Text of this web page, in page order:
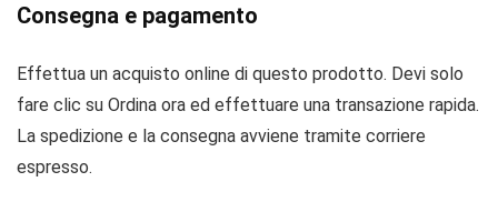
Consegna e pagamento
Effettua un acquisto online di questo prodotto. Devi solo
fare clic su Ordina ora ed effettuare una transazione rapida.
La spedizione e la consegna avviene tramite corriere
espresso.